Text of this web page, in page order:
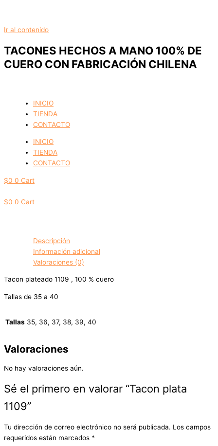
Ir al contenido
TACONES HECHOS A MANO 100% DE
CUERO CON FABRICACIÓN CHILENA
INICIO
TIENDA
CONTACTO
INICIO
TIENDA
CONTACTO
$0 0 Cart
$0 0 Cart
Descripción
Información adicional
Valoraciones (0)
Tacon plateado 1109 , 100 % cuero
Tallas de 35 a 40
Tallas 35, 36, 37, 38, 39, 40
Valoraciones
No hay valoraciones aún.
Sé el primero en valorar “Tacon plata
1109”
Tu dirección de correo electrónico no será publicada. Los campos
requeridos están marcados *